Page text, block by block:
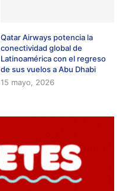
Qatar Airways potencia la
conectividad global de
Latinoamérica con el regreso
de sus vuelos a Abu Dhabi
15 mayo, 2026